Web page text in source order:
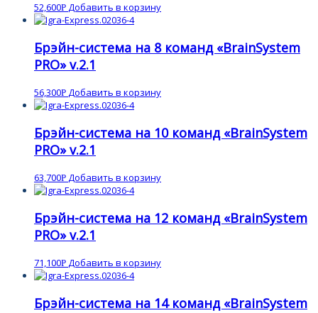
52,600Р Добавить в корзину
Брэйн-система на 8 команд «BrainSystem
PRO» v.2.1
56,300Р Добавить в корзину
Брэйн-система на 10 команд «BrainSystem
PRO» v.2.1
63,700Р Добавить в корзину
Брэйн-система на 12 команд «BrainSystem
PRO» v.2.1
71,100Р Добавить в корзину
Брэйн-система на 14 команд «BrainSystem